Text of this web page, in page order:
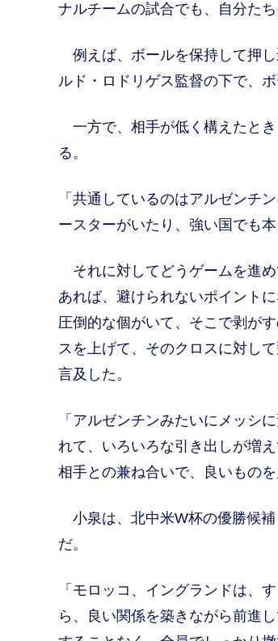
ナルチームの試合でも、自分た
例えば、ボールを保持して押
ルド・ロドリゲス監督の下で、
一方で、相手が低く構えたと
る。
「共通しているのはアルゼンチ
ースターがいたり、強い国でも
それに対してどうゲームを進
あれば、避けられないポイント
圧倒的な個がいて、そこで剥が
スを上げて、そのクロスに対し
言及した。
「アルゼンチンみたいにメッシ
れて、いろいろな引き出しが増
相手との兼ね合いで、良いもの
小泉は、北中米W杯の優勝候補
だ。
「モロッコ、イングランドは、
ら、良い関係を築きながら前進